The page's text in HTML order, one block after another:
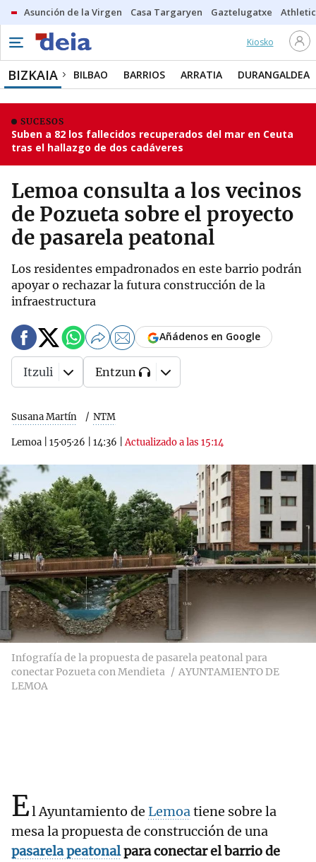
Asunción de la Virgen Casa Targaryen Gaztelugatxe Athletic
Kiosko
BIZKAIA BILBAO BARRIOS ARRATIA DURANGALDEA
SUCESOS
Suben a 82 los fallecidos recuperados del mar en Ceuta
tras el hallazgo de dos cadáveres
Lemoa consulta a los vecinos
de Pozueta sobre el proyecto
de pasarela peatonal
Los residentes empadronados en este barrio podrán
apoyar o rechazar la futura construcción de la
infraestructura
Susana Martín NTM
Lemoa 15·05·26 14:36 |Actualizado a las 15:14
Añádenos en Google
Itzuli Entzun
Infografía de la propuesta de pasarela peatonal para
conectar Pozueta con Mendieta
AYUNTAMIENTO DE
LEMOA
El Ayuntamiento de Lemoatiene sobre la
mesa la propuesta de construcción de una
pasarela peatonalpara conectar el barrio de